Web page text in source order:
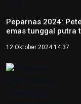
Peparnas 2024:
emas tunggal putra
12 Oktober 2024 14:37